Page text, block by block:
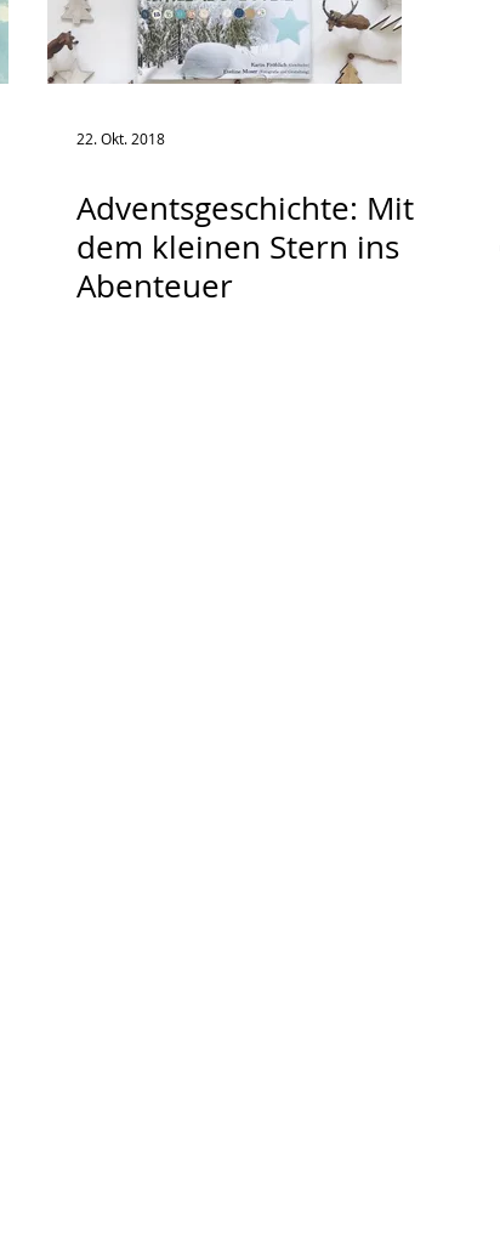
22. Okt. 2018
Adventsgeschichte: Mit
dem kleinen Stern ins
Abenteuer